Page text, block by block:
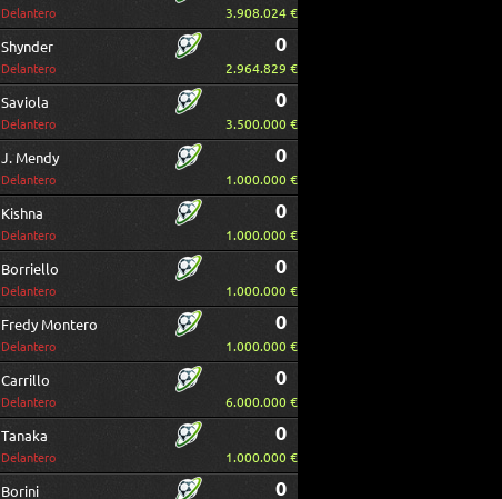
Delantero 3.908.024 €
Shynder
Delantero
0
2.964.829 €
Saviola
Delantero
0
3.500.000 €
J. Mendy
Delantero
0
1.000.000 €
Kishna
Delantero
0
1.000.000 €
Borriello
Delantero
0
1.000.000 €
Fredy Montero
Delantero
0
1.000.000 €
Carrillo
Delantero
0
6.000.000 €
Tanaka
Delantero
0
1.000.000 €
Borini 0